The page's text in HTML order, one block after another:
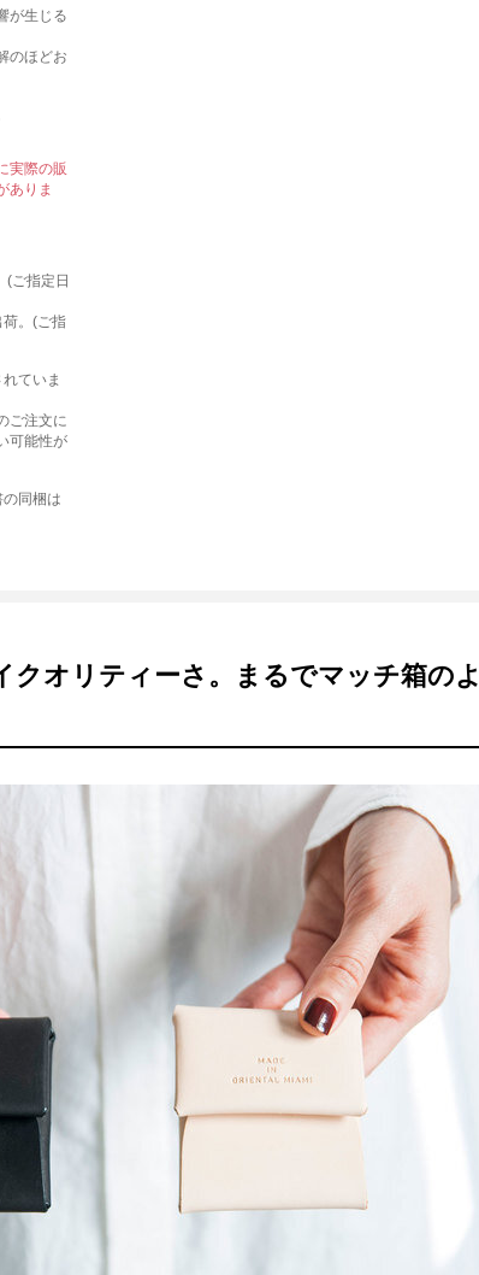
が生じる
のほどお
実際の販
ありま
(ご指定日
。(ご指
ていま
ご注文に
可能性が
同梱は
クオリティーさ。まるでマッチ箱のよ